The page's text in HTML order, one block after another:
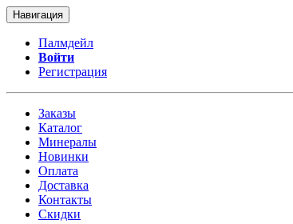
Навигация
Палмдейл
Войти
Регистрация
Заказы
Каталог
Минералы
Новинки
Оплата
Доставка
Контакты
Скидки